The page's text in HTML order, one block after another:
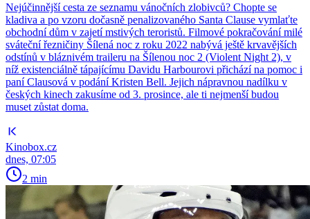
Nejúčinnější cesta ze seznamu vánočních zlobivců? Chopte se
kladiva a po vzoru dočasně penalizovaného Santa Clause vymlaťte
obchodní dům v zajetí mstivých teroristů. Filmové pokračování milé
sváteční řezničiny Šílená noc z roku 2022 nabývá ještě krvavějších
odstínů v bláznivém traileru na Šílenou noc 2 (Violent Night 2), v
níž existenciálně tápajícímu Davidu Harbourovi přichází na pomoc i
paní Clausová v podání Kristen Bell. Jejich nápravnou nadílku v
českých kinech zakusíme od 3. prosince, ale ti nejmenší budou
muset zůstat doma.
Kinobox.cz
dnes, 07:05
2 min